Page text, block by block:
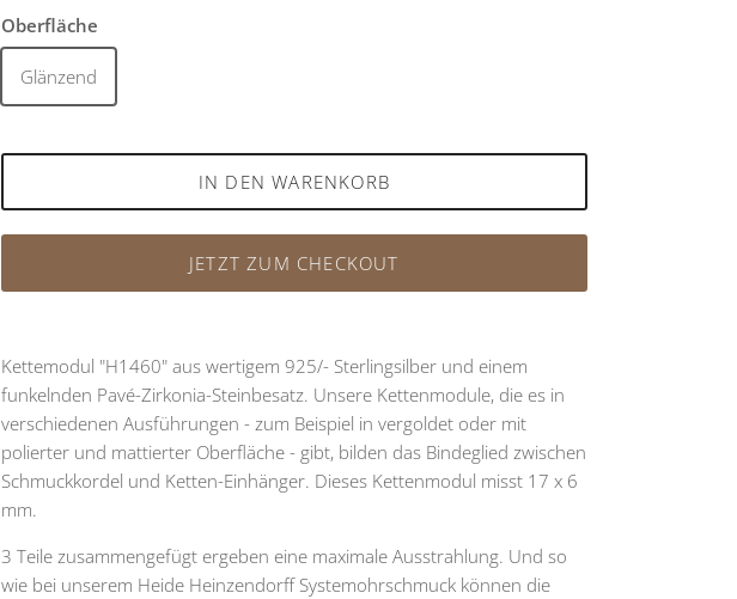
Oberfläche
Glänzend
IN DEN WARENKORB
JETZT ZUM CHECKOUT
Kettemodul "H1460" aus wertigem 925/- Sterlingsilber und einem
funkelnden Pavé-Zirkonia-Steinbesatz. Unsere Kettenmodule, die es in
verschiedenen Ausführungen - zum Beispiel in vergoldet oder mit
polierter und mattierter Oberfläche - gibt, bilden das Bindeglied zwischen
Schmuckkordel und Ketten-Einhänger. Dieses Kettenmodul misst 17 x 6
mm.
3 Teile zusammengefügt ergeben eine maximale Ausstrahlung. Und so
wie bei unserem Heide Heinzendorff Systemohrschmuck können die